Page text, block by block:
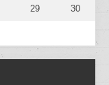
29 30